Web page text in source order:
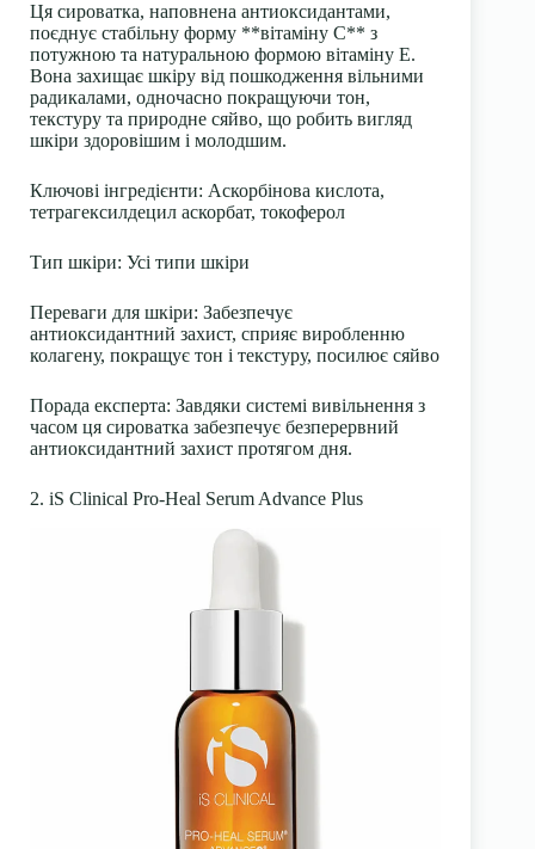
Ця сироватка, наповнена антиоксидантами,
поєднує стабільну форму **вітаміну С** з
потужною та натуральною формою вітаміну Е.
Вона захищає шкіру від пошкодження вільними
радикалами, одночасно покращуючи тон,
текстуру та природне сяйво, що робить вигляд
шкіри здоровішим і молодшим.
Ключові інгредієнти: Аскорбінова кислота,
тетрагексилдецил аскорбат, токоферол
Тип шкіри: Усі типи шкіри
Переваги для шкіри: Забезпечує
антиоксидантний захист, сприяє виробленню
колагену, покращує тон і текстуру, посилює сяйво
Порада експерта: Завдяки системі вивільнення з
часом ця сироватка забезпечує безперервний
антиоксидантний захист протягом дня.
2. iS Clinical Pro-Heal Serum Advance Plus